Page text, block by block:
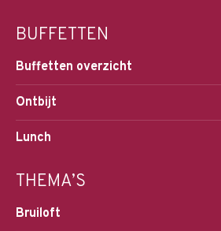
BUFFETTEN
Buffetten overzicht
Ontbijt
Lunch
THEMA’S
Bruiloft